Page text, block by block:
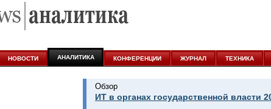
НОВОСТИ АНАЛИТИКА КОНФЕРЕНЦИИ ЖУРНАЛ ТЕХНИКА
Обзор
ИТ в органах государственной власти